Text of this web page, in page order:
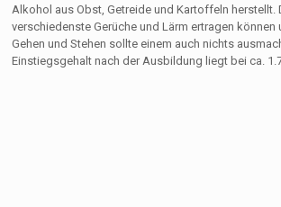
Alkohol aus Obst, Getreide und Kartoffeln herstellt.
verschiedenste Gerüche und Lärm ertragen können
Gehen und Stehen sollte einem auch nichts
Einstiegsgehalt nach der Ausbildung liegt bei ca.